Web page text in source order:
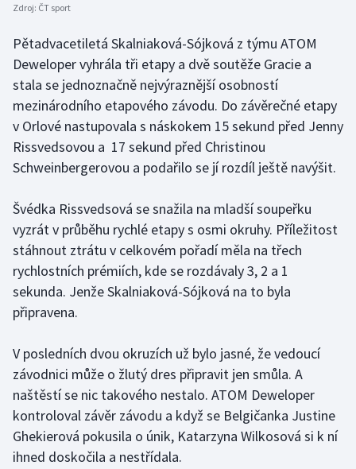
Moderní pětiboj
Motorsport
Olympijské hry
Parasport
Plavání
Plážový volejbal
Ragby
Rychlostní kanoistika
Short track
Sportovní střelba
Zdroj: ČT sport
Pětadvacetiletá Skalniaková-Sójková z týmu ATOM
Deweloper vyhrála tři etapy a dvě soutěže Gracie a
stala se jednoznačně nejvýraznější osobností
mezinárodního etapového závodu. Do závěrečné etapy
v Orlové nastupovala s náskokem 15 sekund před Jenny
Rissvedsovou a 17 sekund před Christinou
Schweinbergerovou a podařilo se jí rozdíl ještě navýšit.
Švédka Rissvedsová se snažila na mladší soupeřku
vyzrát v průběhu rychlé etapy s osmi okruhy. Příležitost
stáhnout ztrátu v celkovém pořadí měla na třech
rychlostních prémiích, kde se rozdávaly 3, 2 a 1
sekunda. Jenže Skalniaková-Sójková na to byla
připravena.
V posledních dvou okruzích už bylo jasné, že vedoucí
závodnici může o žlutý dres připravit jen smůla. A
naštěstí se nic takového nestalo. ATOM Deweloper
kontroloval závěr závodu a když se Belgičanka Justine
Ghekierová pokusila o únik, Katarzyna Wilkosová si k ní
ihned doskočila a nestřídala.